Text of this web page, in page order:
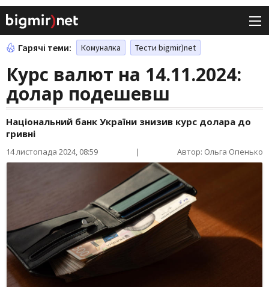
Гарячі теми: Комуналка Тести bigmir)net
Курс валют на 14.11.2024:
долар подешевш
Національний банк України знизив курс долара до
гривні
14 листопада 2024, 08:59 | Автор: Ольга Опенько